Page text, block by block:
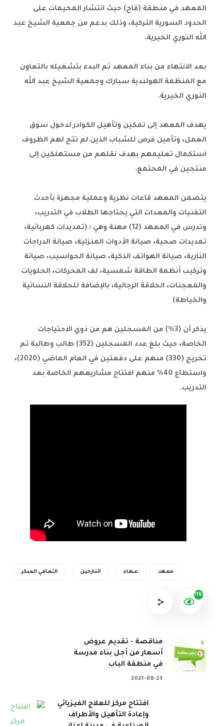
المعهد في منطقة (قاح) حيث انتشار المخيمات على
الحدود السورية التركية، وذلك بدعم من جمعية الشيخ عبد
الله النوري الخيرية.
بعد الانتهاء من بناء المعهد تم البدء بتشغيله بالتعاون
مع المنظمة الهولندية سبارك وجمعية الشيخ عبد الله
النوري الخيرية.
يهدف المعهد إلى تمكين وتأهيل الكوادر لدخول سوق
العمل، وتأمين فرص للشباب الذين لم تتح لهم الظروف
استكمال تعليمهم بهدف نقلهم من مستهلكين إلى
منتجين في المجتمع.
يتضمن المعهد قاعات نظرية وعملية مجهزة بأحدث
التقنيات والمعدات التي يحتاجها الطلاب في التدريب،
وتدرس في المعهد (12) مهنة وهي : (تمديدات كهربائية،
تمديدات صحية، صيانة الأدوات المنزلية، صيانة الدراجات
النارية، صيانة الهواتف الذكية، صيانة الحواسيب، صيانة
وتركيب أنظمة الطاقة شمسية، لف المحركات، الحلويات
والمعجنات، الحلاقة الرجالية، بالإضافة للحلاقة النسائية
والخياطة)
يذكر أن (3%) من المسجلين هم من ذوي الاحتياجات
الخاصة، حيث بلغ عدد المسجلين (352) طالب وطالبة تم
تخريج (330) منهم على دفعتين في العام الماضي (2020)،
واستطاع 40% منهم افتتاح مشاريعهم الخاصة بعد
التدريب.
التعافي المبكر النازحين عطاء معهد
1167
مناقصة - تقديم عروض
أسعار من أجل بناء مدرسة
في منطقة الباب
2021-08-23
افتتاح مركز للعلاج الفيزيائي
وإعادة التأهيل والأطراف